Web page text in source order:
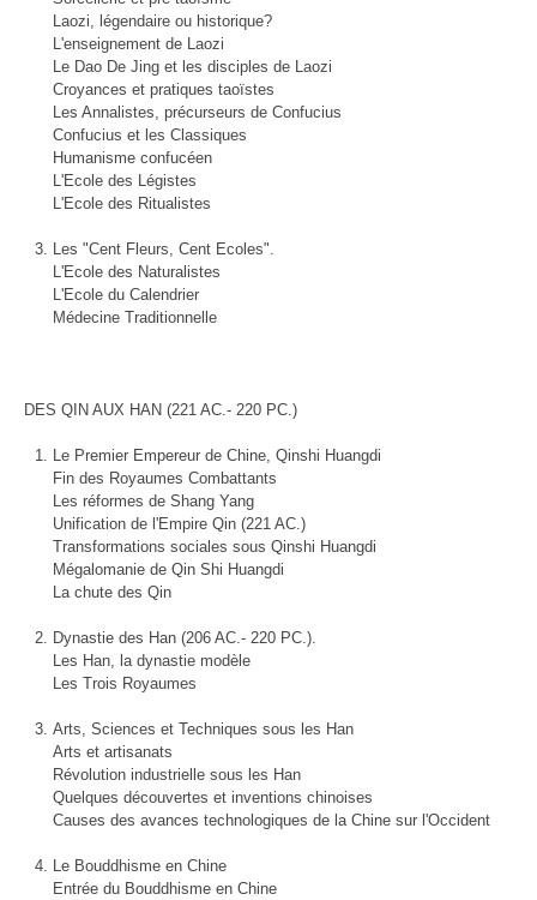
Laozi, légendaire ou historique?
L'enseignement de Laozi
Le Dao De Jing et les disciples de Laozi
Croyances et pratiques taoïstes
Les Annalistes, précurseurs de Confucius
Confucius et les Classiques
Humanisme confucéen
L'Ecole des Légistes
L'Ecole des Ritualistes
Les "Cent Fleurs, Cent Ecoles".
L'Ecole des Naturalistes
L'Ecole du Calendrier
Médecine Traditionnelle
DES QIN AUX HAN (221 AC.- 220 PC.)
Le Premier Empereur de Chine, Qinshi Huangdi
Fin des Royaumes Combattants
Les réformes de Shang Yang
Unification de l'Empire Qin (221 AC.)
Transformations sociales sous Qinshi Huangdi
Mégalomanie de Qin Shi Huangdi
La chute des Qin
Dynastie des Han (206 AC.- 220 PC.).
Les Han, la dynastie modèle
Les Trois Royaumes
Arts, Sciences et Techniques sous les Han
Arts et artisanats
Révolution industrielle sous les Han
Quelques découvertes et inventions chinoises
Causes des avances technologiques de la Chine sur l'Occident
Le Bouddhisme en Chine
Entrée du Bouddhisme en Chine